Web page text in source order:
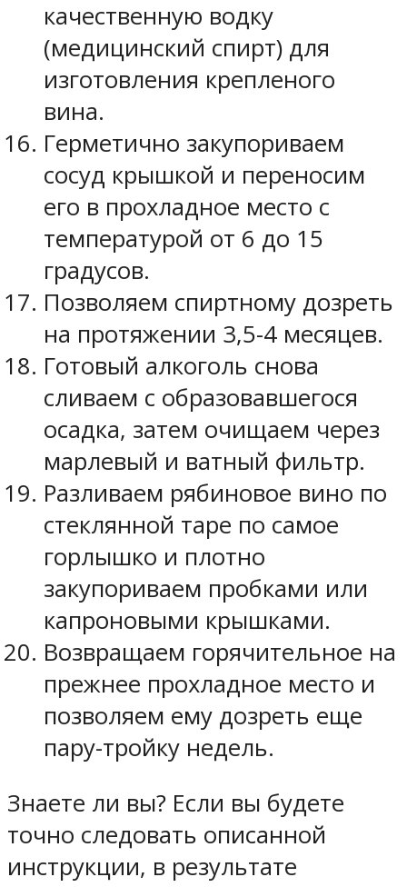
качественную водку
(медицинский спирт) для
изготовления крепленого
вина.
Герметично закупориваем
сосуд крышкой и переносим
его в прохладное место с
температурой от 6 до 15
градусов.
Позволяем спиртному дозреть
на протяжении 3,5-4 месяцев.
Готовый алкоголь снова
сливаем с образовавшегося
осадка, затем очищаем через
марлевый и ватный фильтр.
Разливаем рябиновое вино по
стеклянной таре по самое
горлышко и плотно
закупориваем пробками или
капроновыми крышками.
Возвращаем горячительное на
прежнее прохладное место и
позволяем ему дозреть еще
пару-тройку недель.
Знаете ли вы? Если вы будете
точно следовать описанной
инструкции, в результате